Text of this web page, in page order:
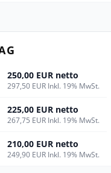
250,00 EUR netto
297,50 EUR Inkl. 19% MwSt.
225,00 EUR netto
267,75 EUR Inkl. 19% MwSt.
210,00 EUR netto
249,90 EUR Inkl. 19% MwSt.